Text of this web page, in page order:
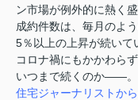
ン市場が例外的に熱く
成約件数は、毎月のよ
5％以上の上昇が続いて
コロナ禍にもかかわら
いつまで続くのか――。
住宅ジャーナリストか